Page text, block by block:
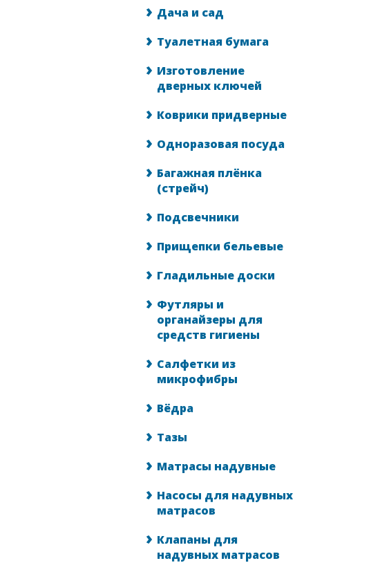
Дача и сад
Туалетная бумага
Изготовление
дверных ключей
Коврики придверные
Одноразовая посуда
Багажная плёнка
(стрейч)
Подсвечники
Прищепки бельевые
Гладильные доски
Футляры и
органайзеры для
средств гигиены
Салфетки из
микрофибры
Вёдра
Тазы
Матрасы надувные
Насосы для надувных
матрасов
Клапаны для
надувных матрасов